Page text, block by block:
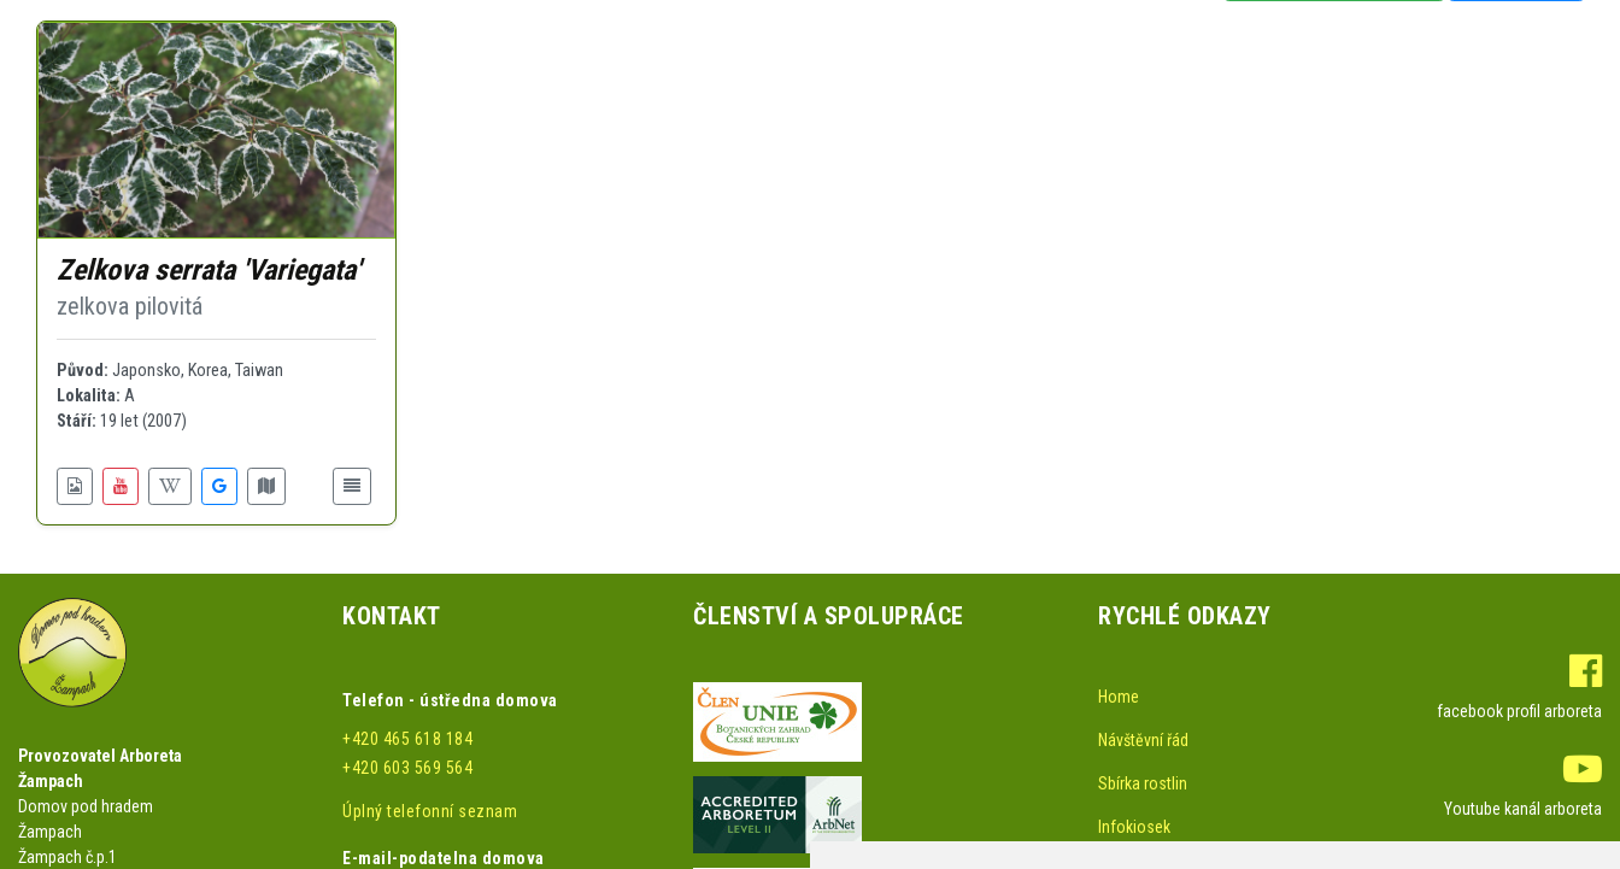
Zelkova serrata 'Variegata'
zelkova pilovitá
Původ: Japonsko, Korea, Taiwan
Lokalita: A
Stáří: 19 let (2007)
Provozovatel Arboreta
Žampach
Domov pod hradem
Žampach
Žampach č.p.1
KONTAKT
Telefon - ústředna domova
+420 465 618 184
+420 603 569 564
Úplný telefonní seznam
E-mail-podatelna domova
ČLENSTVÍ A SPOLUPRÁCE RYCHLÉ ODKAZY
Home
Návštěvní řád
Sbírka rostlin
Infokiosek
facebook profil arboreta
Youtube kanál arboreta